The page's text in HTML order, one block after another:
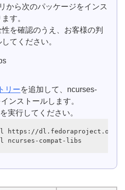
から次のパッケージをインス
す。
を確認のうえ、お客様の判
てください。
リーを追加して、ncurses-
ンストールします。
実行してください。
https://dl.fedoraproject.org/
ncurses-compat-libs